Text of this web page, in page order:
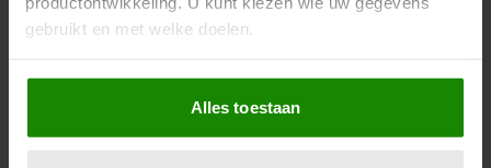
gebruikt en met welke doelen.
Als u het toestaat, willen we ook graag:
Informatie verzamelen over uw geografische
locatie, die tot een paar meter nauwkeurig kan zijn
Alles toestaan